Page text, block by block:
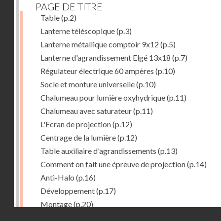
PAGE DE TITRE
Table(p.2)
Lanterne téléscopique(p.3)
Lanterne métallique comptoir 9x12 (p.5)
Lanterne d'agrandissement Elgé 13x18 (p.7)
Régulateur électrique 60 ampères (p.10)
Socle et monture universelle(p.10)
Chalumeau pour lumière oxyhydrique(p.11)
Chalumeau avec saturateur(p.11)
L'Ecran de projection(p.12)
Centrage de la lumière(p.12)
Table auxiliaire d'agrandissements (p.13)
Comment on fait une épreuve de projection(p.14)
Anti-Halo (p.16)
Développement(p.17)
Montage(p.20)